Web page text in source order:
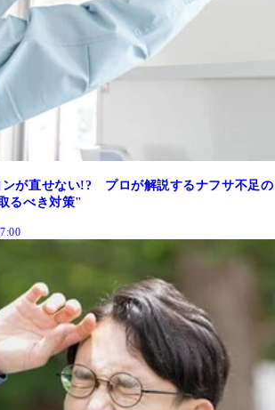
ンが直せない!? プロが解説するナフサ不足の
るべき対策"